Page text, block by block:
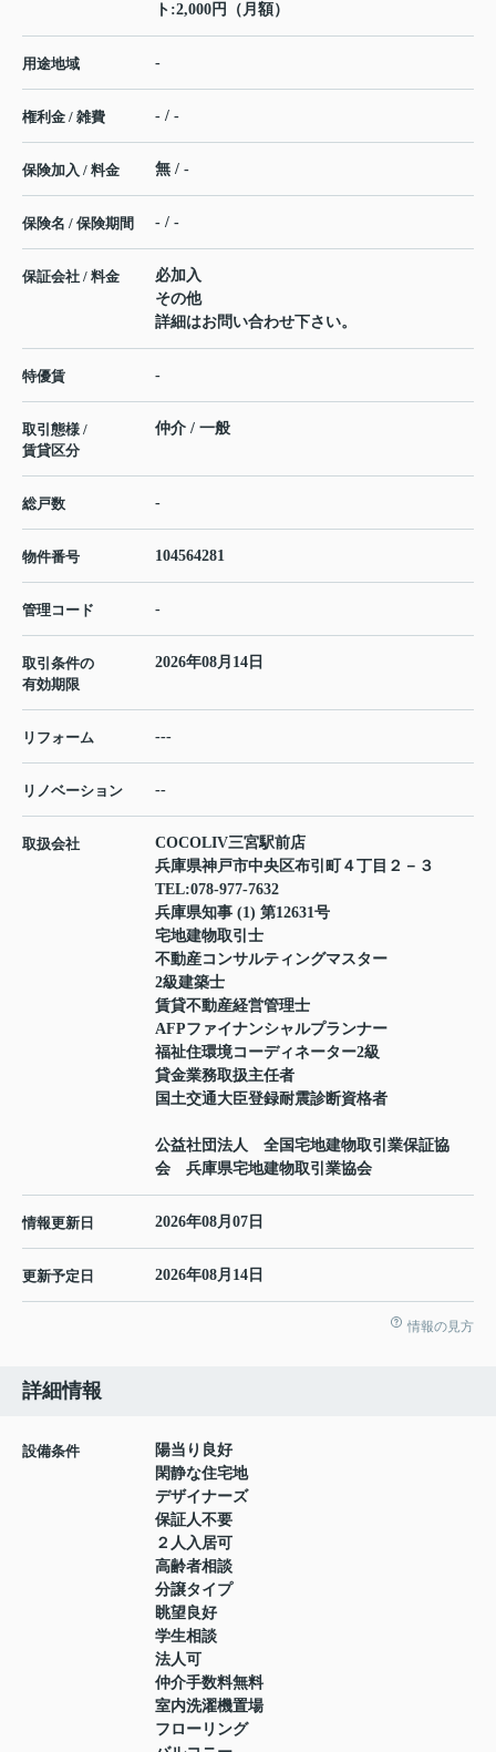
ト:2,000円（月額）
用途地域 -
権利金 / 雑費 - / -
保険加入 / 料金 無 / -
保険名 / 保険期間 - / -
保証会社 / 料金
必加入
その他
詳細はお問い合わせ下さい。
特優賃 -
取引態様 /
賃貸区分
仲介 / 一般
総戸数 -
物件番号 104564281
管理コード -
取引条件の
有効期限
2026年08月14日
リフォーム ---
リノベーション --
取扱会社
COCOLIV三宮駅前店
兵庫県神戸市中央区布引町４丁目２－３
TEL:078-977-7632
兵庫県知事 (1) 第12631号
宅地建物取引士
不動産コンサルティングマスター
2級建築士
賃貸不動産経営管理士
AFPファイナンシャルプランナー
福祉住環境コーディネーター2級
貸金業務取扱主任者
国土交通大臣登録耐震診断資格者
公益社団法人 全国宅地建物取引業保証協
会 兵庫県宅地建物取引業協会
情報更新日 2026年08月07日
更新予定日 2026年08月14日
情報の見方
詳細情報
設備条件
陽当り良好
閑静な住宅地
デザイナーズ
保証人不要
２人入居可
高齢者相談
分譲タイプ
眺望良好
学生相談
法人可
仲介手数料無料
室内洗濯機置場
フローリング